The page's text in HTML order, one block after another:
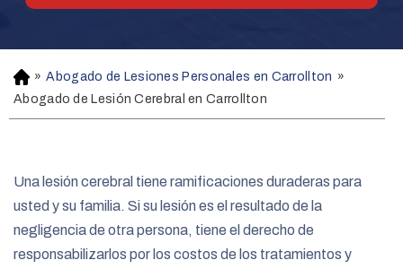
H
o
m
» Abogado de Lesiones Personales en Carrollton »
Abogado de Lesión Cerebral en Carrollton
Una lesión cerebral tiene ramificaciones duraderas para
usted y su familia. Si su lesión es el resultado de la
negligencia de otra persona, tiene el derecho de
responsabilizarlos por los costos de los tratamientos y